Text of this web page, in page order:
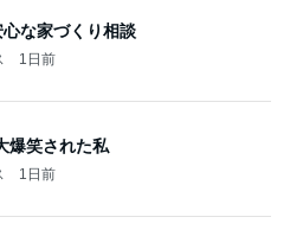
な家づくり相談
1日前
爆笑された私
1日前